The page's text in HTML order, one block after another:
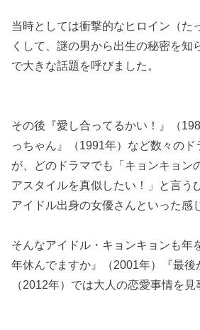
当時としては衝撃的なヒロイン（た
くして、謎の男から出生の秘密を知
で大きな話題を呼びました。
その後『愛し合ってるかい！』（
っちゃん』（1991年）など数々のド
が、どのドラマでも「キョンキョン
アスタイルを真似したい！」と言う
アイドル出身の女優さんといった感
そんなアイドル・キョンキョンも年
年休んでますか』（2001年）『最後
（2012年）では大人の恋愛事情を見